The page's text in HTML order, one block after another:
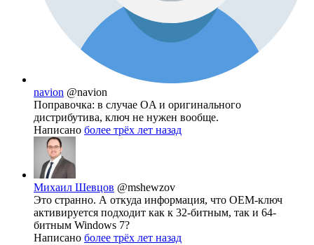
navion @navion
Поправочка: в случае OA и оригинального
дистрибутива, ключ не нужен вообще.
Написано более трёх лет назад
Михаил Шевцов @mshewzov
Это странно. А откуда информация, что ОЕМ-ключ
активируется подходит как к 32-битным, так и 64-
битным Windows 7?
Написано более трёх лет назад